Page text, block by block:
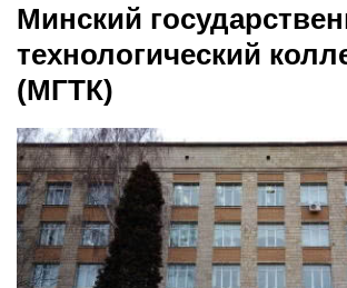
Минский
технологический
(МГТК)